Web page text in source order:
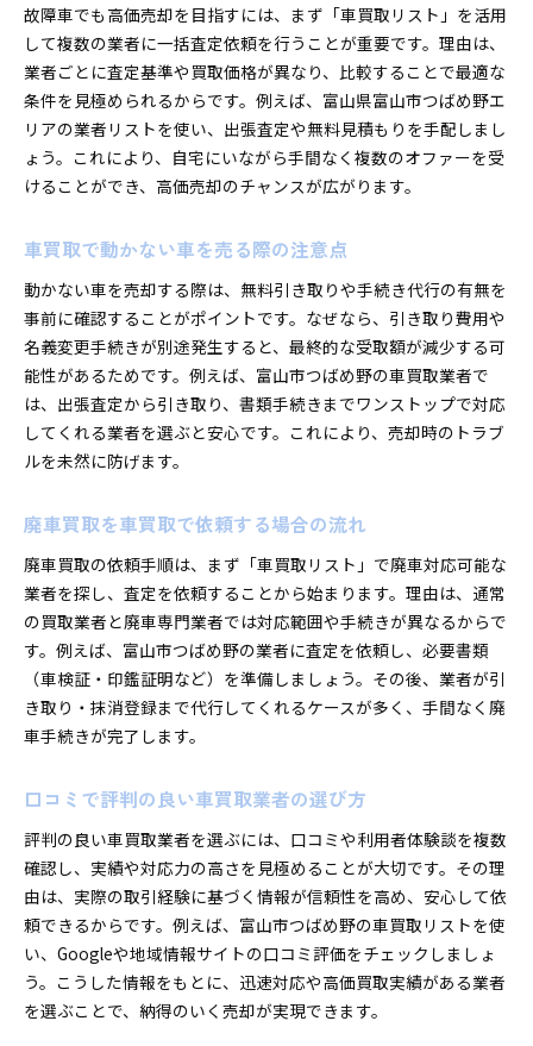
故障車でも高価売却を目指すには、まず「車買取リスト」を活用
して複数の業者に一括査定依頼を行うことが重要です。理由は、
業者ごとに査定基準や買取価格が異なり、比較することで最適な
条件を見極められるからです。例えば、富山県富山市つばめ野エ
リアの業者リストを使い、出張査定や無料見積もりを手配しまし
ょう。これにより、自宅にいながら手間なく複数のオファーを受
けることができ、高価売却のチャンスが広がります。
車買取で動かない車を売る際の注意点
動かない車を売却する際は、無料引き取りや手続き代行の有無を
事前に確認することがポイントです。なぜなら、引き取り費用や
名義変更手続きが別途発生すると、最終的な受取額が減少する可
能性があるためです。例えば、富山市つばめ野の車買取業者で
は、出張査定から引き取り、書類手続きまでワンストップで対応
してくれる業者を選ぶと安心です。これにより、売却時のトラブ
ルを未然に防げます。
廃車買取を車買取で依頼する場合の流れ
廃車買取の依頼手順は、まず「車買取リスト」で廃車対応可能な
業者を探し、査定を依頼することから始まります。理由は、通常
の買取業者と廃車専門業者では対応範囲や手続きが異なるからで
す。例えば、富山市つばめ野の業者に査定を依頼し、必要書類
（車検証・印鑑証明など）を準備しましょう。その後、業者が引
き取り・抹消登録まで代行してくれるケースが多く、手間なく廃
車手続きが完了します。
口コミで評判の良い車買取業者の選び方
評判の良い車買取業者を選ぶには、口コミや利用者体験談を複数
確認し、実績や対応力の高さを見極めることが大切です。その理
由は、実際の取引経験に基づく情報が信頼性を高め、安心して依
頼できるからです。例えば、富山市つばめ野の車買取リストを使
い、Googleや地域情報サイトの口コミ評価をチェックしましょ
う。こうした情報をもとに、迅速対応や高価買取実績がある業者
を選ぶことで、納得のいく売却が実現できます。